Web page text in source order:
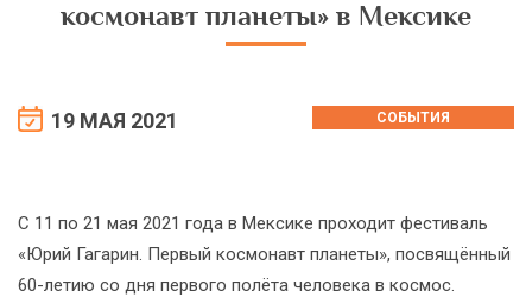
космонавт планеты» в Мексике
19 МАЯ 2021 СОБЫТИЯ
С 11 по 21 мая 2021 года в Мексике проходит фестиваль
«Юрий Гагарин. Первый космонавт планеты», посвящённый
60-летию со дня первого полёта человека в космос.